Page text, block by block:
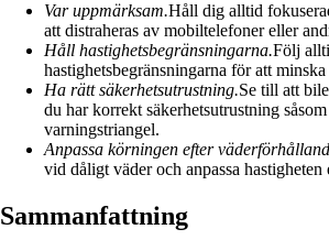
Var uppmärksam.Håll dig alltid
att distraheras av mobiltelefoner eller
Håll hastighetsbegränsningarna.Följ
hastighetsbegränsningarna för att
Ha rätt säkerhetsutrustning.Se till att
du har korrekt säkerhetsutrustning
varningstriangel.
Anpassa körningen efter
vid dåligt väder och anpassa
Sammanfattning